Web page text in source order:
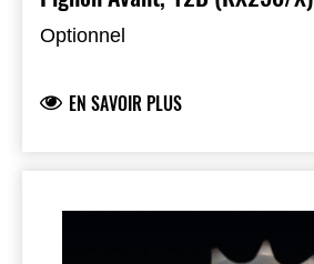
Optionnel
EN SAVOIR PLUS